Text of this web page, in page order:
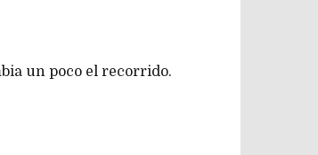
un poco el recorrido.